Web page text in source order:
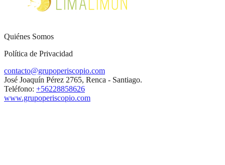
Quiénes Somos
Política de Privacidad
contacto@grupoperiscopio.com
José Joaquín Pérez 2765, Renca - Santiago.
Teléfono: +56228858626
www.grupoperiscopio.com